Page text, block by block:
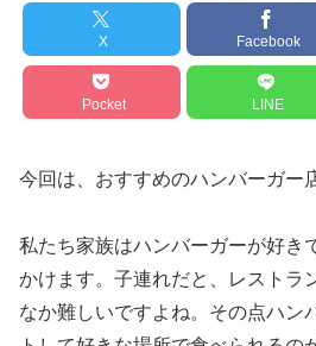
X Facebook
Pocket LINE
今回は、おすすめのハンバーガー
私たち家族はハンバーガーが好き
かけます。子連れだと、レストラ
なか難しいですよね。その点ハン